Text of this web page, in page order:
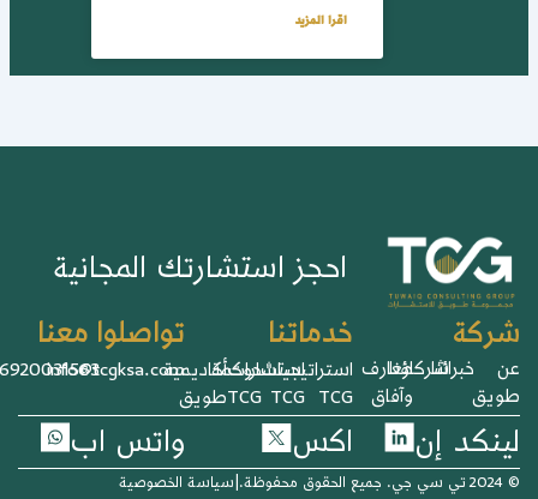
اقرا المزيد
احجز استشارتك المجانية
خبرائناشركاؤنامعارف
وآفاق
خدماتنا
استراتيجيات
TCG
استشارات
TCG
حوكمة
TCG
أكاديمية
طويق
تواصلوا معنا
info@tcgksa.com
966920031563+
إن اكس واتس اب
|سياسة الخصوصية